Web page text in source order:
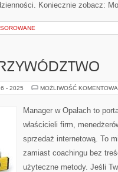
Koniecznie zobacz:
- 2025 MOŻLIWOŚĆ
Manager w Opałach to
właścicieli firm,
sprzedaż internetową. To
zamiast coachingu bez
użyteczne metody. Jeśli